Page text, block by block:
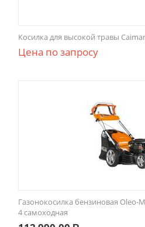
Косилка для высокой травы
Цена по запросу
Газонокосилка бензиновая Oleo-
4 самоходная